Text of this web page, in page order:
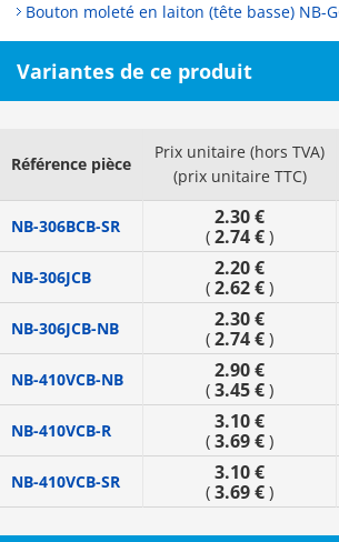
Bouton moleté en laiton (tête basse) NB-
Variantes de ce produit
Référence pièce
Prix unitaire (hors TVA)
(prix unitaire TTC)
NB-306BCB-SR 2.30 €
( 2.74 € )
NB-306JCB 2.20 €
( 2.62 € )
NB-306JCB-NB 2.30 €
( 2.74 € )
NB-410VCB-NB 2.90 €
( 3.45 € )
NB-410VCB-R 3.10 €
( 3.69 € )
NB-410VCB-SR 3.10 €
( 3.69 € )